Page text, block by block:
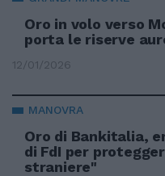
Oro in volo verso
porta le riserve
12/01/2026
MANOVRA
Oro di Bankitalia,
di FdI per
straniere"